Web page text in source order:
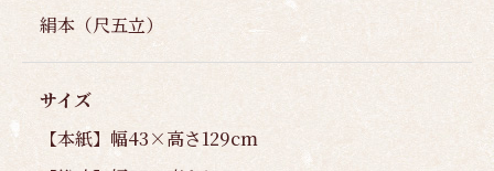
絹本（尺五立）
サイズ
【本紙】幅43×高さ129cm